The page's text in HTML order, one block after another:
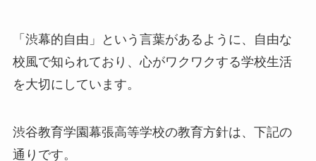
「渋幕的自由」という言葉があるように、自由な
校風で知られており、心がワクワクする学校生活
を大切にしています。
渋谷教育学園幕張高等学校の教育方針は、下記の
通りです。